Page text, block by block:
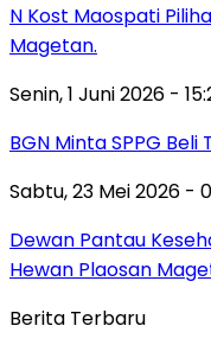
N Kost Maospati
Magetan.
Senin, 1 Juni 2026 -
BGN Minta SPPG
Sabtu, 23 Mei 2026 -
Dewan Pantau
Hewan Plaosan
Berita Terbaru